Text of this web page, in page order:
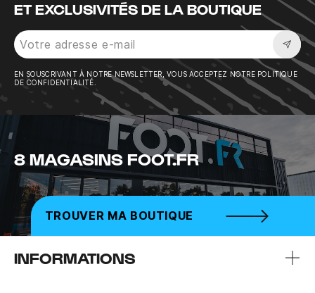
ET EXCLUSIVITÉS DE LA BOUTIQUE
EN SOUSCRIVANT À NOTRE NEWSLETTER, VOUS ACCEPTEZ NOTRE POLITIQUE
DE CONFIDENTIALITÉ.
8 MAGASINS FOOT.FR
TROUVER MA BOUTIQUE
INFORMATIONS